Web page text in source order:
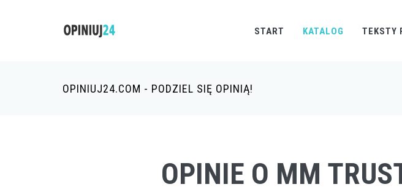
START KATALOG TEKSTY
OPINIUJ24.COM - PODZIEL SIĘ OPINIĄ!
OPINIE O MM